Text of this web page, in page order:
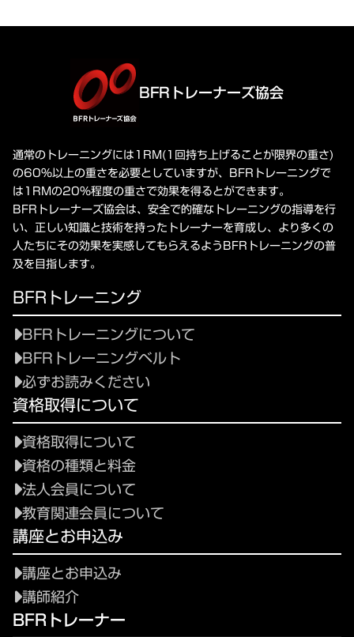
BFRトレーナーズ協会
通常のトレーニングには1RM(1回持ち上げることが限界の重さ)
の60%以上の重さを必要としていますが、BFRトレーニングで
は1RMの20%程度の重さで効果を得るとができます。
BFRトレーナーズ協会は、安全で的確なトレーニングの指導を行
い、正しい知識と技術を持ったトレーナーを育成し、より多くの
人たちにその効果を実感してもらえるようBFRトレーニングの普
及を目指します。
BFRトレーニング
BFRトレーニングについて
BFRトレーニングベルト
必ずお読みください
資格取得について
資格取得について
資格の種類と料金
法人会員について
教育関連会員について
講座とお申込み
講座とお申込み
講師紹介
BFRトレーナー